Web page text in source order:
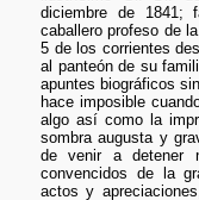
diciembre de 1841;
caballero profeso de
5 de los corrientes
al panteón de su
apuntes biográficos
hace imposible
algo así como la
sombra augusta y
de venir a detener
convencidos de la
actos y